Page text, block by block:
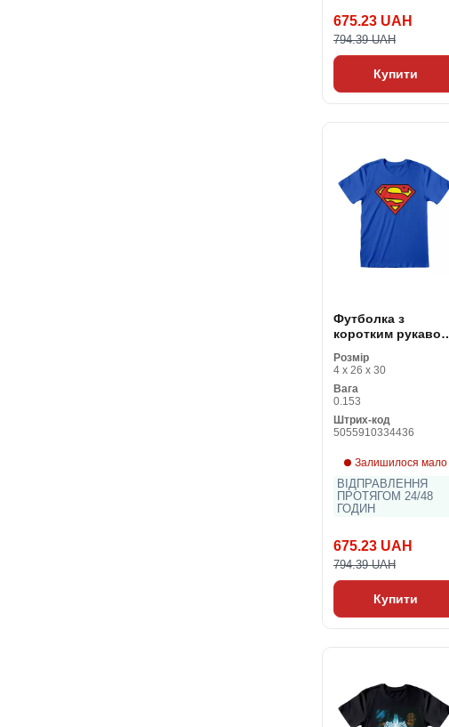
675.23 UAH
794.39 UAH
Купити
Футболка з
коротким рукавом
Синій Унісекс
Розмір
4 x 26 x 30
Вага
0.153
Штрих-код
5055910334436
Залишилося мало
ВІДПРАВЛЕННЯ
ПРОТЯГОМ 24/48
ГОДИН
675.23 UAH
794.39 UAH
Купити